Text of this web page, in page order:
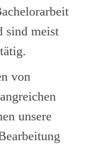
sind meist
von
unsere